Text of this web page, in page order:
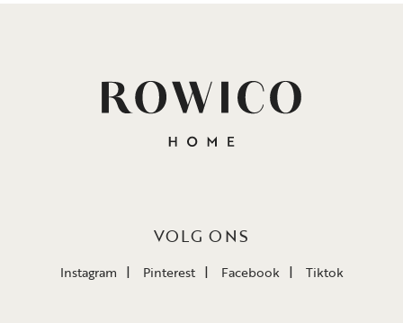
VOLG ONS
Instagram Pinterest Facebook Tiktok